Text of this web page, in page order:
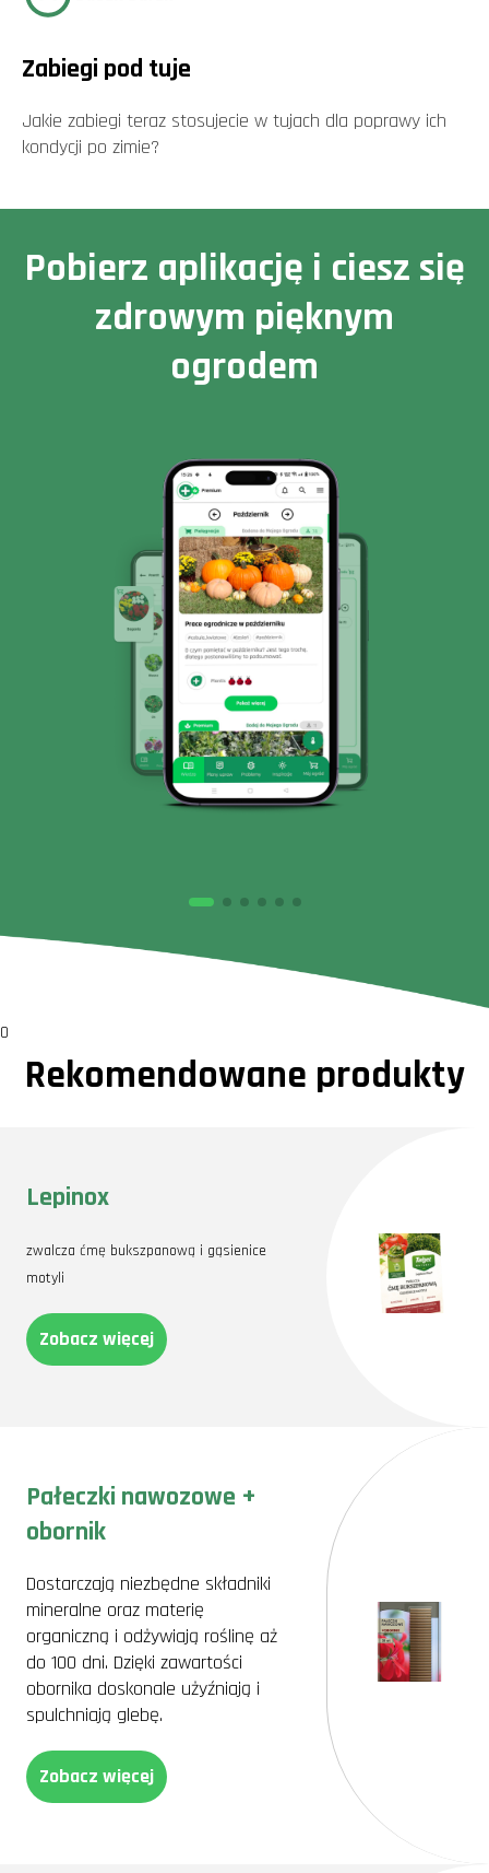
Zabiegi pod tuje
Jakie zabiegi teraz stosujecie w tujach dla poprawy ich
kondycji po zimie?
Pobierz aplikację i ciesz się
zdrowym pięknym
ogrodem
0
Rekomendowane produkty
Lepinox
zwalcza ćmę bukszpanową i gąsienice
motyli
Zobacz więcej
Pałeczki nawozowe +
obornik
Dostarczają niezbędne składniki
mineralne oraz materię
organiczną i odżywiają roślinę aż
do 100 dni. Dzięki zawartości
obornika doskonale użyźniają i
spulchniają glebę.
Zobacz więcej